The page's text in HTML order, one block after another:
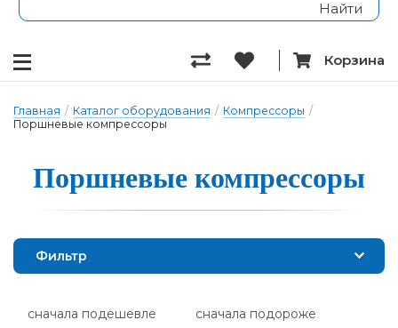
Корзина
Главная / Каталог оборудования / Компрессоры /
Поршневые компрессоры
Пор­шне­вые ком­прес­со­ры
Фильтр
сначала подешевле
сначала подороже